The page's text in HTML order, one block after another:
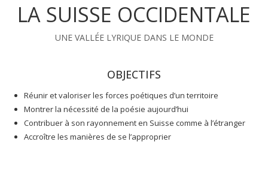
LA SUISSE OCCIDENTALE
UNE VALLÉE LYRIQUE DANS LE MONDE
OBJECTIFS
Réunir et valoriser les forces poétiques d’un territoire
Montrer la nécessité de la poésie aujourd’hui
Contribuer à son rayonnement en Suisse comme à l’étranger
Accroître les manières de se l’approprier